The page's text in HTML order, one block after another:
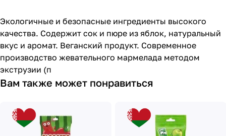
Экологичные и безопасные ингредиенты высокого
качества. Содержит сок и пюре из яблок, натуральный
вкус и аромат. Веганский продукт. Современное
производство жевательного мармелада методом
экструзии (п
Вам также может понравиться